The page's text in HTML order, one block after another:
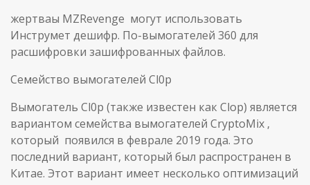
жертваы MZRevenge могут использовать
Инструмет дешифр. По-вымогателей 360 для
расшифровки зашифрованных файлов.
Семейство вымогателей Cl0p
Вымогатель Cl0p (также известен как Clop) является
вариантом семейства вымогателей CryptoMix ,
который появился в феврале 2019 года. Это
последний вариант, который был распространен в
Китае. Этот вариант имеет несколько оптимизаций